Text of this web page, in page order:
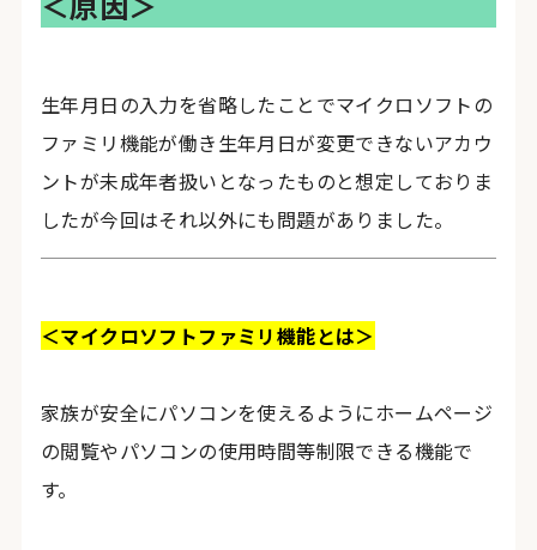
生年月日の入力を省略したことでマイクロソフトの
ファミリ機能が働き生年月日が変更できないアカウ
ントが未成年者扱いとなったものと想定しておりま
したが今回はそれ以外にも問題がありました。
＜マイクロソフトファミリ機能とは＞
家族が安全にパソコンを使えるようにホームページ
の閲覧やパソコンの使用時間等制限できる機能で
す。